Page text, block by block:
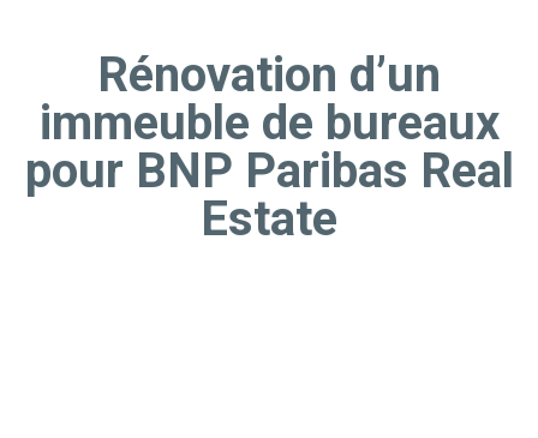
Rénovation d’un
immeuble de bureaux
pour BNP Paribas Real
Estate